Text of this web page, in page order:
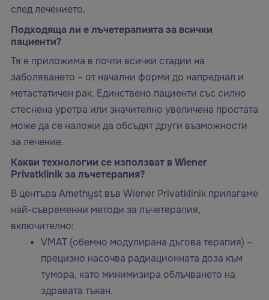
след лечението.
Подходяща ли е лъчетерапията за всички
пациенти?
Тя е приложима в почти всички стадии на
заболяването – от начални форми до напреднал и
метастатичен рак. Единствено пациенти със силно
стеснена уретра или значително увеличена простата
може да се наложи да обсъдят други възможности
за лечение.
Какви технологии се използват в Wiener
Privatklinik за лъчетерапия?
В центъра Amethyst във Wiener Privatklinik прилагаме
най-съвременни методи за лъчетерапия,
включително:
VMAT (обемно модулирана дъгова терапия) –
прецизно насочва радиационната доза към
тумора, като минимизира облъчването на
здравата тъкан.